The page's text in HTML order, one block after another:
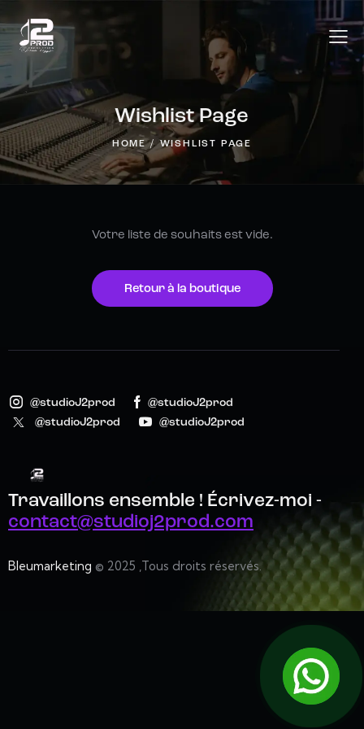
Wishlist Page
HOME WISHLIST PAGE
Votre liste de souhaits est vide.
Retour à la boutique
@studioJ2prod
@studioJ2prod
@studioJ2prod
@studioJ2prod
Travaillons ensemble ! Écrivez-moi -
contact@studioj2prod.com
Bleumarketing © 2025 ,Tous droits réservés.